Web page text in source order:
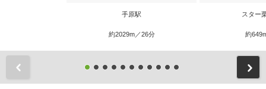
手原駅
約2029m／26分
スター
約